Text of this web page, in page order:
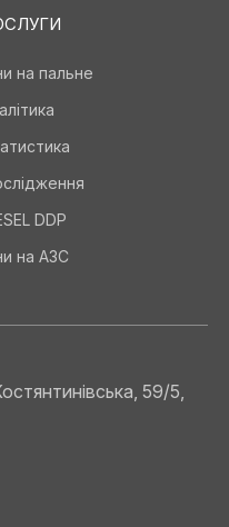
на пальне
DDP
на АЗС
59/5,